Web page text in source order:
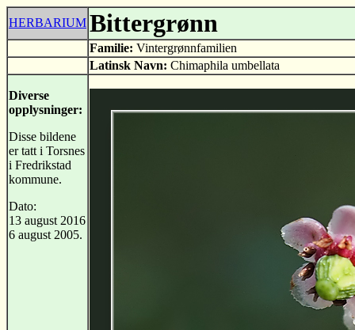
HERBARIUM Bittergrønn
Familie: Vintergrønnfamilien
Latinsk Navn: Chimaphila umbellata
Diverse
opplysninger:
Disse bildene
er tatt i Torsnes
i Fredrikstad
kommune.
Dato:
13 august 2016
6 august 2005.